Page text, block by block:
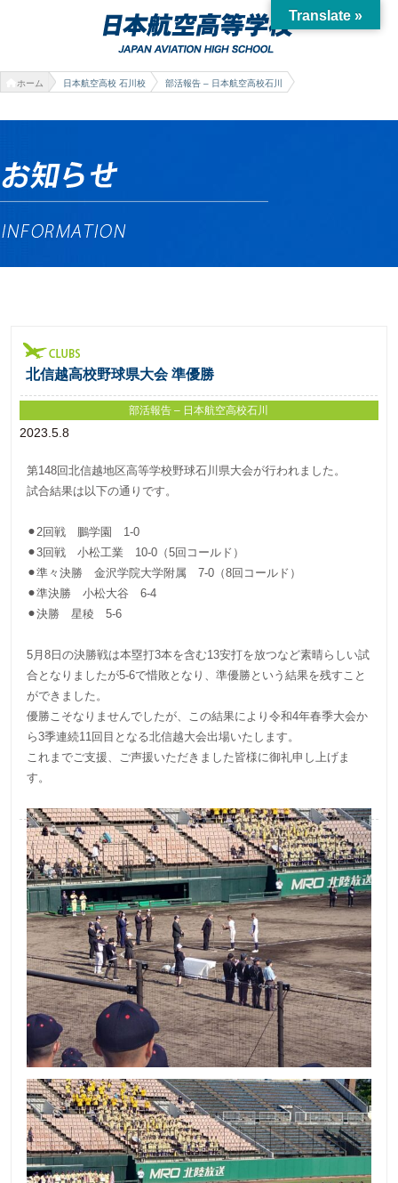
ホーム 日本航空高校 石川校 部活報告 – 日本航空高校石川
北信越高校野球県大会 準優勝
2023.5.8
部活報告 – 日本航空高校石川
第148回北信越地区高等学校野球石川県大会が行われました。
試合結果は以下の通りです。
⚫︎2回戦 鵬学園 1-0
⚫︎3回戦 小松工業 10-0（5回コールド）
⚫︎準々決勝 金沢学院大学附属 7-0（8回コールド）
⚫︎準決勝 小松大谷 6-4
⚫︎決勝 星稜 5-6
5月8日の決勝戦は本塁打3本を含む13安打を放つなど素晴らしい試
合となりましたが5-6で惜敗となり、準優勝という結果を残すこと
ができました。
優勝こそなりませんでしたが、この結果により令和4年春季大会か
ら3季連続11回目となる北信越大会出場いたします。
これまでご支援、ご声援いただきました皆様に御礼申し上げま
す。
Translate »